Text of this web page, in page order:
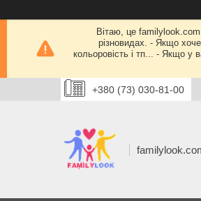
Вітаю, це
різновидах. - Якщо
кольоровість і тп... - Якщо у
+380 (73) 030-81-00